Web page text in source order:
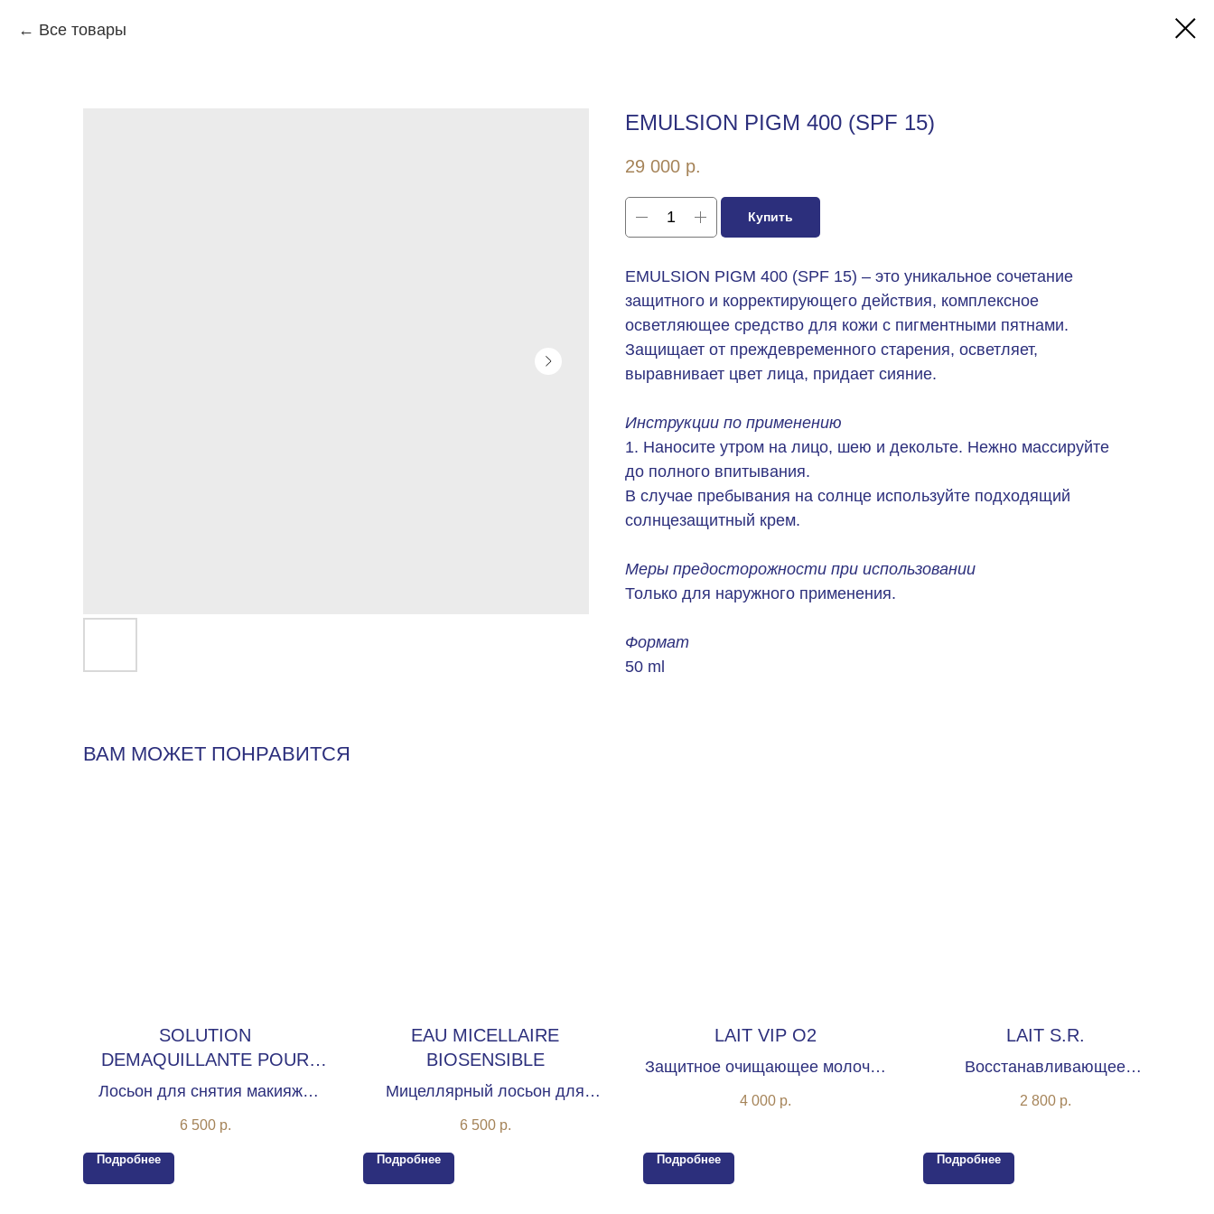
Все товары
EMULSION PIGM 400 (SPF 15)
29 000 р.
Купить
EMULSION PIGM 400 (SPF 15) – это уникальное сочетание
защитного и корректирующего действия, комплексное
осветляющее средство для кожи с пигментными пятнами.
Защищает от преждевременного старения, осветляет,
выравнивает цвет лица, придает сияние.
Инструкции по применению
1. Наносите утром на лицо, шею и декольте. Нежно массируйте
до полного впитывания.
В случае пребывания на солнце используйте подходящий
солнцезащитный крем.
Меры предосторожности при использовании
Только для наружного применения.
Формат
50 ml
ВАМ МОЖЕТ ПОНРАВИТСЯ
SOLUTION
DEMAQUILLANTE POUR
LES YEUX
Лосьон для снятия макияжа
для глаз
6 500 р.
Подробнее
EAU MICELLAIRE
BIOSENSIBLE
Мицеллярный лосьон для
чувствительной кожи лица
6 500 р.
Подробнее
LAIT VIP O2
Защитное очищающее молочко
с оксигенирующим комплексом
4 000 р.
Подробнее
LAIT S.R.
Восстанавливающее
очищающее молочко
2 800 р.
Подробнее